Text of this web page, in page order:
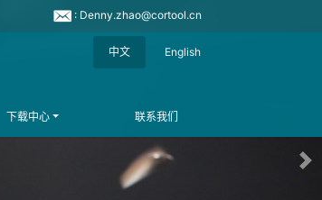
: Denny.zhao@cortool.cn
中文 English
下载中心 联系我们